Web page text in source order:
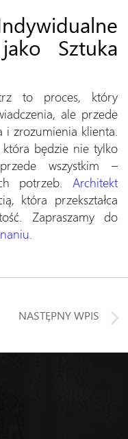
Sztuka
to proces, który
ale przede
i zrozumienia klienta.
będzie nie tylko
wszystkim –
potrzeb. Architekt
która przekształca
Zapraszamy do
NASTĘPNY WPIS